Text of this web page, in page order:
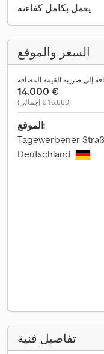
يعمل بكامل كفاءته
السعر والموقع
إلى ضريبة القيمة المضافة
‏14.000 €
(‏16.660 € إجمالي)
الموقع:
Tagewerbener
Deutschland
تفاصيل فنية